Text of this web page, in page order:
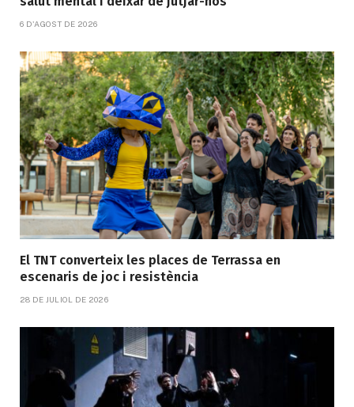
6 D'AGOST DE 2026
El TNT converteix les places de Terrassa en
escenaris de joc i resistència
28 DE JULIOL DE 2026